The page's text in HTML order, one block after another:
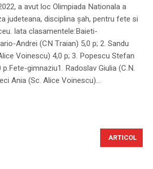
a avut loc Olimpiada Nationala a
judeteana, disciplina șah, pentru fete si
Iata clasamentele:Baieti-
Andrei (CN Traian) 5,0 p; 2. Sandu
Voinescu) 4,0 p; 3. Popescu Stefan
gimnaziu1. Radoslav Giulia (C.N.
Ania (Sc. Alice Voinescu)...
ARTICOL